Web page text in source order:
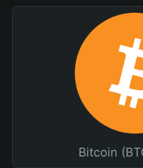
Bitcoin